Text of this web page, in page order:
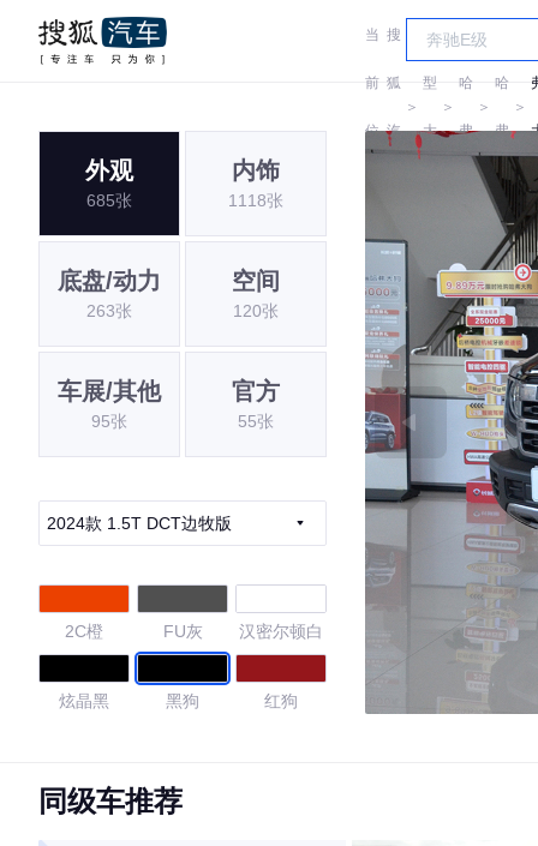
当
前
位
搜
狐
汽
＞
车
型
大
＞
哈
弗
＞
哈
弗
＞
外观
685张
内饰
1118张
底盘/动力
263张
空间
120张
车展/其他
95张
官方
55张
2024款 1.5T DCT边牧版
2C橙 FU灰 汉密尔顿白
炫晶黑 黑狗 红狗
同级车推荐